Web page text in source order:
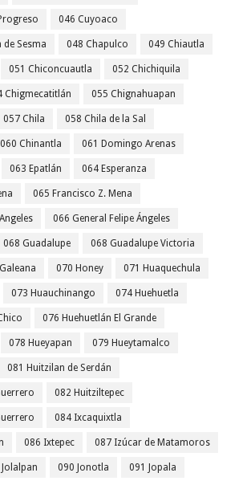
046 Cuyoaco
Sesma 048 Chapulco 049 Chiautla
051 Chiconcuautla 052 Chichiquila
Chigmecatitlán 055 Chignahuapan
057 Chila 058 Chila de la Sal
060 Chinantla 061 Domingo Arenas
063 Epatlán 064 Esperanza
065 Francisco Z. Mena
066 General Felipe Ángeles
068 Guadalupe 068 Guadalupe Victoria
070 Honey 071 Huaquechula
073 Huauchinango 074 Huehuetla
076 Huehuetlán El Grande
078 Hueyapan 079 Hueytamalco
081 Huitzilan de Serdán
082 Huitziltepec
084 Ixcaquixtla
086 Ixtepec 087 Izúcar de Matamoros
090 Jonotla 091 Jopala